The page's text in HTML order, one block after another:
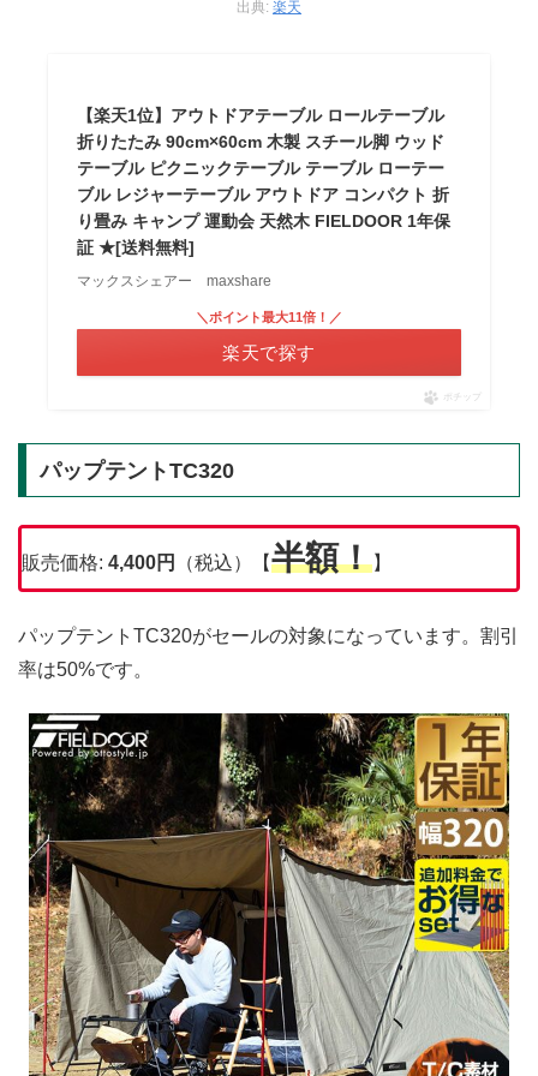
出典: 楽天
【楽天1位】アウトドアテーブル ロールテーブル
折りたたみ 90cm×60cm 木製 スチール脚 ウッド
テーブル ピクニックテーブル テーブル ローテー
ブル レジャーテーブル アウトドア コンパクト 折
り畳み キャンプ 運動会 天然木 FIELDOOR 1年保
証 ★[送料無料]
マックスシェアー maxshare
＼ポイント最大11倍！／
楽天で探す
ポチップ
パップテントTC320
販売価格: 4,400円 （税込）【半額！】
パップテントTC320がセールの対象になっています。割引
率は50%です。